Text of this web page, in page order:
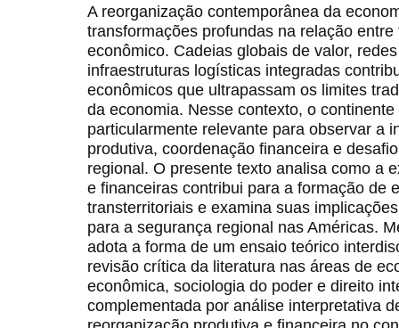
A reorganização contemporânea da
transformações profundas na relação
econômico. Cadeias globais de valor,
infraestruturas logísticas integradas
econômicos que ultrapassam os limites
da economia. Nesse contexto, o
particularmente relevante para observar a
produtiva, coordenação financeira e
regional. O presente texto analisa como a
e financeiras contribui para a formação de
transterritoriais e examina suas
para a segurança regional nas Américas.
adota a forma de um ensaio teórico
revisão crítica da literatura nas áreas de
econômica, sociologia do poder e direito
complementada por análise interpretativa